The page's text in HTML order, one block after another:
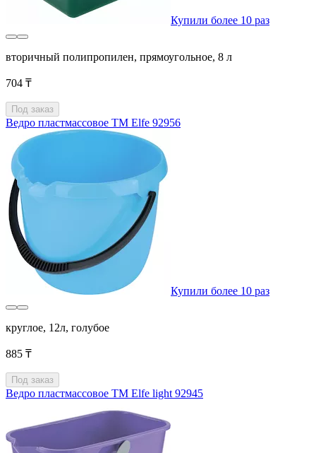
Купили более 10 раз
вторичный полипропилен, прямоугольное, 8 л
704 ₸
Под заказ
Ведро пластмассовое ТМ Elfe 92956
Купили более 10 раз
круглое, 12л, голубое
885 ₸
Под заказ
Ведро пластмассовое ТМ Elfe light 92945